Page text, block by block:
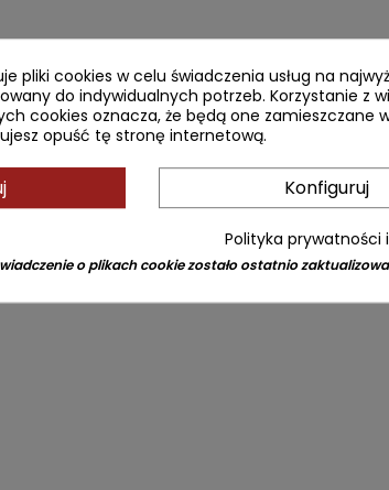
pliki cookies w celu świadczenia usług na
do indywidualnych potrzeb. Korzystanie z
cookies oznacza, że będą one zamieszczane
opuść tę stronę internetową.
Konfiguruj
Polityka prywatności
o plikach cookie zostało ostatnio